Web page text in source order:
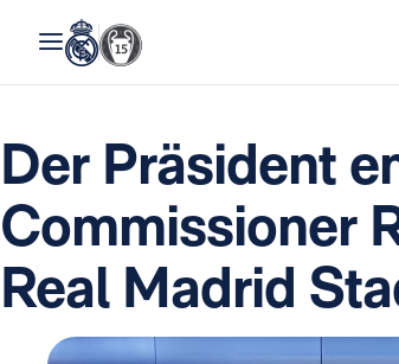
Der Präsident
Commissioner
Real Madrid